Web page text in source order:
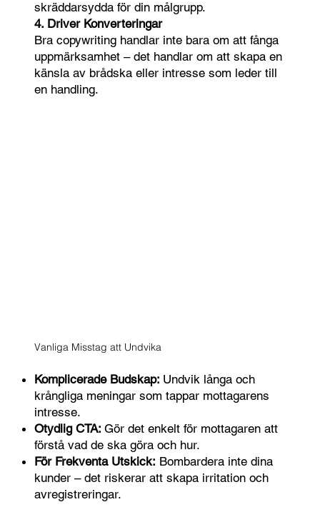
Komplicerade Budskap: Undvik långa och
krångliga meningar som tappar mottagarens
intresse.
Otydlig CTA: Gör det enkelt för mottagaren att
förstå vad de ska göra och hur.
För Frekventa Utskick: Bombardera inte dina
kunder – det riskerar att skapa irritation och
avregistreringar.
Vanliga Misstag att Undvika
skräddarsydda för din målgrupp.
4. Driver Konverteringar
Bra copywriting handlar inte bara om att fånga
uppmärksamhet – det handlar om att skapa en
känsla av brådska eller intresse som leder till
en handling.